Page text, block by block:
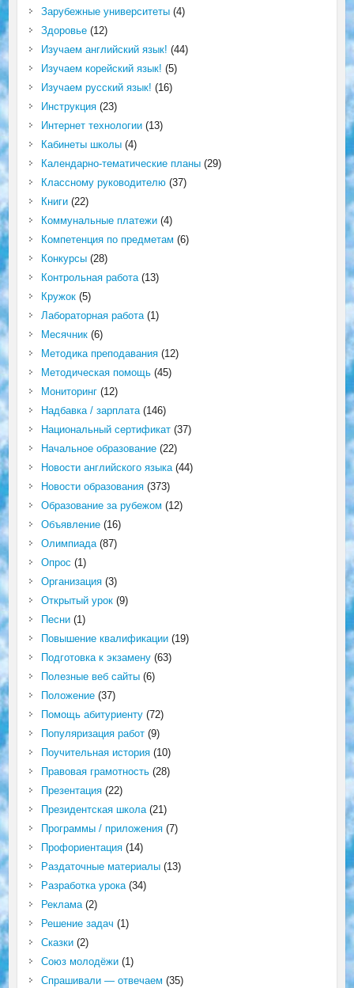
Зарубежные университеты(4)
Здоровье(12)
Изучаем английский язык! (44)
Изучаем корейский язык! (5)
Изучаем русский язык! (16)
Инструкция(23)
Интернет технологии(13)
Кабинеты школы(4)
Календарно-тематические планы(29)
Классному руководителю(37)
Книги(22)
Коммунальные платежи(4)
Компетенция по предметам (6)
Конкурсы(28)
Контрольная работа(13)
Кружок(5)
Лабораторная работа(1)
Месячник(6)
Методика преподавания(12)
Методическая помощь(45)
Мониторинг(12)
Надбавка / зарплата(146)
Национальный сертификат(37)
Начальное образование(22)
Новости английского языка(44)
Новости образования(373)
Образование за рубежом (12)
Объявление(16)
Олимпиада(87)
Опрос (1)
Организация(3)
Открытый урок(9)
Песни(1)
Повышение квалификации(19)
Подготовка к экзамену(63)
Полезные веб сайты(6)
Положение(37)
Помощь абитуриенту(72)
Популяризация работ(9)
Поучительная история(10)
Правовая грамотность(28)
Презентация(22)
Президентская школа(21)
Программы / приложения(7)
Профориентация(14)
Раздаточные материалы(13)
Разработка урока(34)
Реклама(2)
Решение задач (1)
Сказки(2)
Союз молодёжи(1)
Спрашивали — отвечаем (35)